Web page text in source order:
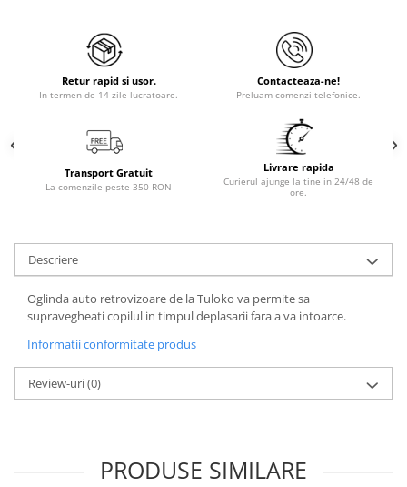
Retur rapid si usor.
In termen de 14 zile lucratoare.
Contacteaza-ne!
Preluam comenzi telefonice.
Transport Gratuit
La comenzile peste 350 RON
Livrare rapida
Curierul ajunge la tine in 24/48 de
ore.
Descriere
Oglinda auto retrovizoare de la Tuloko va permite sa
supravegheati copilul in timpul deplasarii fara a va intoarce.
Informatii conformitate produs
Review-uri(0)
PRODUSE SIMILARE